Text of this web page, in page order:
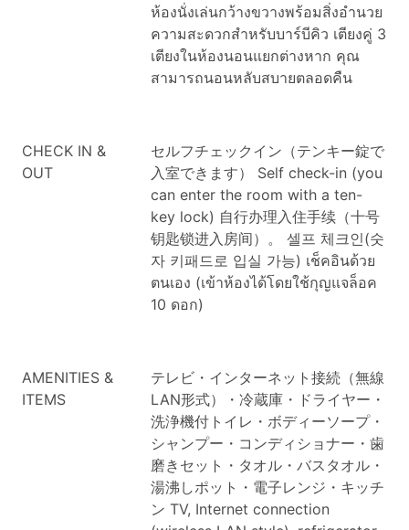
ห้องนั่งเล่นกว้างขวางพร้อมสิ่งอำนวย
ความสะดวกสำหรับบาร์บีคิว เตียงคู่ 3
เตียงในห้องนอนแยกต่างหาก คุณ
สามารถนอนหลับสบายตลอดคืน
CHECK IN &
OUT
セルフチェックイン（テンキー錠で
入室できます）
Self check-in (you
can enter the room with a ten-
key lock) 自行办理入住手续（十号
钥匙锁进入房间）。
셀프 체크인(숫
자 키패드로 입실 가능) เช็คอินด้วย
ตนเอง (เข้าห้องได้โดยใช้กุญแจล็อค
10 ดอก)
AMENITIES &
ITEMS
テレビ・インターネット接続（無線
LAN形式）・冷蔵庫・ドライヤー・
洗浄機付トイレ・ボディーソープ・
シャンプー・コンディショナー・歯
磨きセット・タオル・バスタオル・
湯沸しポット・電子レンジ・キッチ
ン TV, Internet connection